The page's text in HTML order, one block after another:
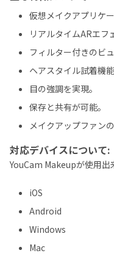
仮想メイクアプリケ
リアルタイムARエフ
フィルター付きのビ
ヘアスタイル試着機能
目の強調を実現。
保存と共有が可能。
メイクアップファン
対応デバイスについて:
YouCam Makeupが使用出
iOS
Android
Windows
Mac